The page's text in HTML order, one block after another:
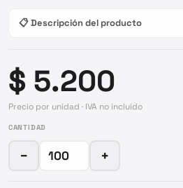
📋 Descripción del producto
$ 5.200
Precio por unidad · IVA no incluido
CANTIDAD
− +